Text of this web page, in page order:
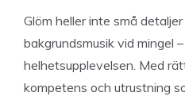
Glöm heller inte små
bakgrundsmusik vid mingel
helhetsupplevelsen. Med
kompetens och utrustning